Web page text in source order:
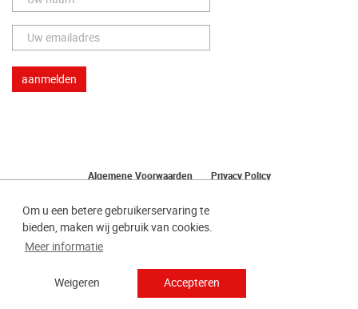
Om u een betere gebruikerservaring te
bieden, maken wij gebruik van cookies.
Meer informatie
Weigeren Accepteren
Algemene Voorwaarden
Privacy Policy